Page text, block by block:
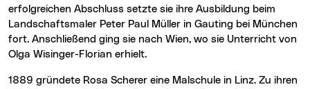
erfolgreichen Abschluss setzte sie ihre Ausbildung beim
Landschaftsmaler Peter Paul Müller in Gauting bei München
fort. Anschließend ging sie nach Wien, wo sie Unterricht von
Olga Wisinger-Florian erhielt.
1889 gründete Rosa Scherer eine Malschule in Linz. Zu ihren